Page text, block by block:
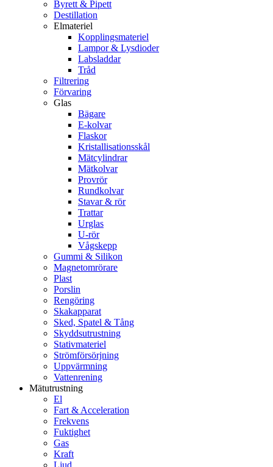
Byrett & Pipett
Destillation
Elmateriel
Kopplingsmateriel
Lampor & Lysdioder
Labsladdar
Tråd
Filtrering
Förvaring
Glas
Bägare
E-kolvar
Flaskor
Kristallisationsskål
Mätcylindrar
Mätkolvar
Provrör
Rundkolvar
Stavar & rör
Trattar
Urglas
U-rör
Vågskepp
Gummi & Silikon
Magnetomrörare
Plast
Porslin
Rengöring
Skakapparat
Sked, Spatel & Tång
Skyddsutrustning
Stativmateriel
Strömförsörjning
Uppvärmning
Vattenrening
Mätutrustning
El
Fart & Acceleration
Frekvens
Fuktighet
Gas
Kraft
Ljud